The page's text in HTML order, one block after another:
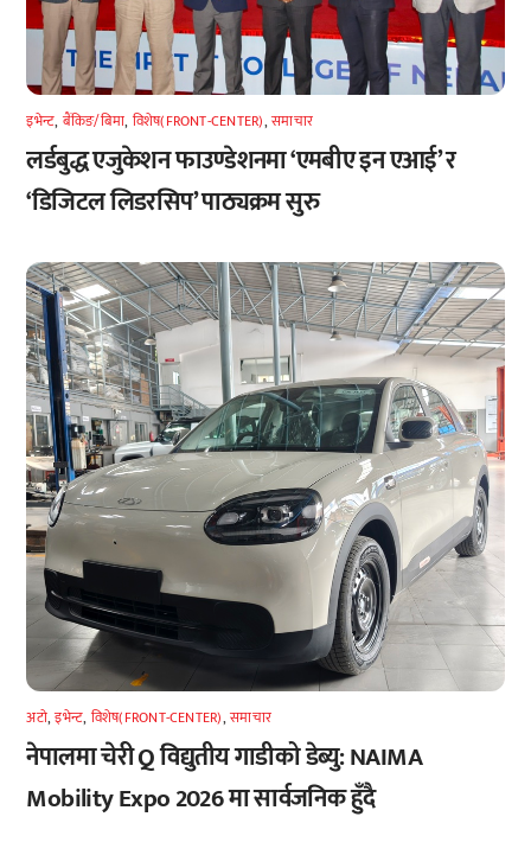
इभेन्ट, बैंकिङ/बिमा, विशेष(FRONT-CENTER),समाचार
लर्डबुद्ध एजुकेशन फाउण्डेशनमा ‘एमबीए इन एआई’ र
‘डिजिटल लिडरसिप’ पाठ्यक्रम सुरु
अटाे,इभेन्ट, विशेष(FRONT-CENTER),समाचार
नेपालमा चेरी Q विद्युतीय गाडीको डेब्यु: NAIMA
Mobility Expo 2026 मा सार्वजनिक हुँदै